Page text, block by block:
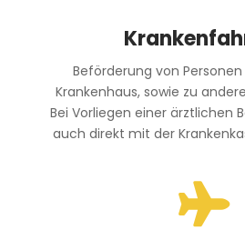
Beförderung von
Krankenhaus, sowie zu
Bei Vorliegen einer ärztlichen
auch direkt mit der
